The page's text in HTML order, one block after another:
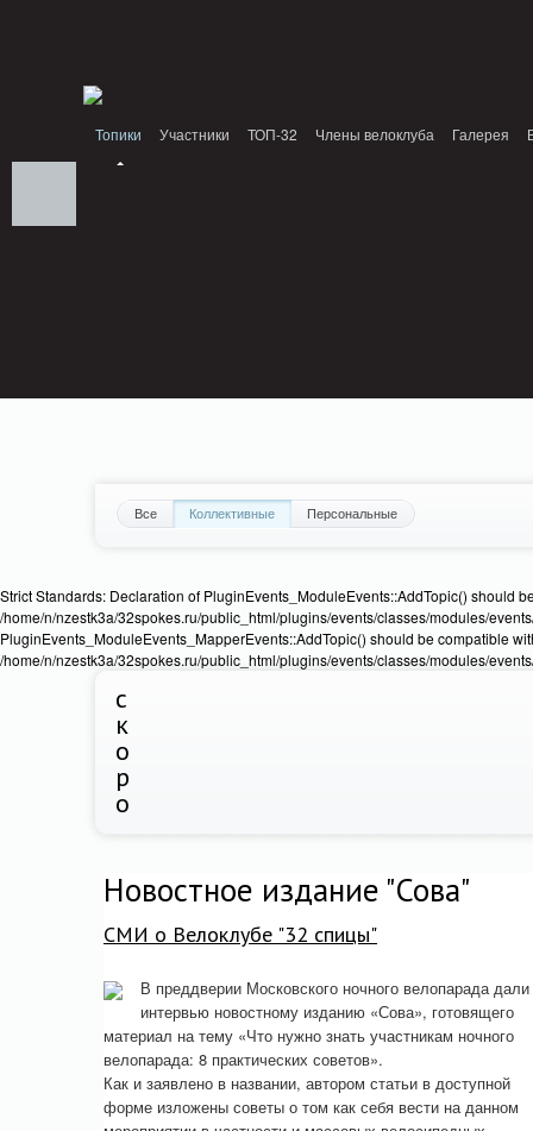
Топики Участники ТОП-32 Члены велоклуба Галерея
Все Коллективные Персональные
Strict Standards: Declaration of PluginEvents_ModuleEvents::AddTopic() should
/home/n/nzestk3a/32spokes.ru/public_html/plugins/events/classes/modules/
PluginEvents_ModuleEvents_MapperEvents::AddTopic() should be compatible
/home/n/nzestk3a/32spokes.ru/public_html/plugins/events/classes/modules/
с
к
о
р
о
Новостное издание "Сова"
СМИ о Велоклубе "32 спицы"
В преддверии Московского ночного велопарада дали
интервью новостному изданию «Сова», готовящего
материал на тему «Что нужно знать участникам ночного
велопарада: 8 практических советов».
Как и заявлено в названии, автором статьи в доступной
форме изложены советы о том как себя вести на данном